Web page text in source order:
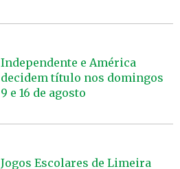
Independente e América
decidem título nos domingos
9 e 16 de agosto
Jogos Escolares de Limeira